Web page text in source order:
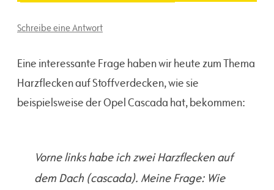
Schreibe eine Antwort
Eine interessante Frage haben wir heute zum Thema
Harzflecken auf Stoffverdecken, wie sie
beispielsweise der Opel Cascada hat, bekommen:
Vorne links habe ich zwei Harzflecken auf
dem Dach (cascada). Meine Frage: Wie